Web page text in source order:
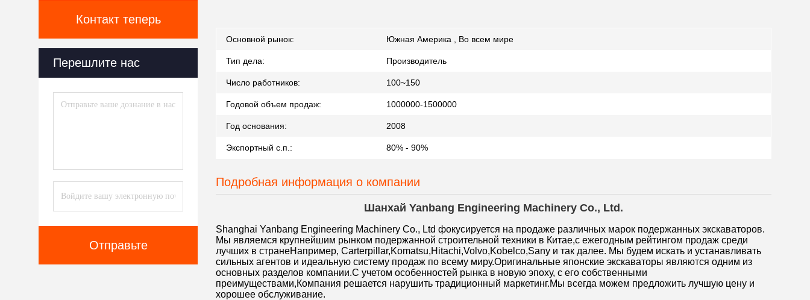
Контакт теперь
Перешлите нас
Отправьте
Основной рынок: Южная Америка , Во всем мире
Тип дела: Производитель
Число работников: 100~150
Годовой объем продаж: 1000000-1500000
Год основания: 2008
Экспортный с.п.: 80% - 90%
Подробная информация о компании
Шанхай Yanbang Engineering Machinery Co., Ltd.
Shanghai Yanbang Engineering Machinery Co., Ltd фокусируется на продаже различных марок подержанных экскаваторов.
Мы являемся крупнейшим рынком подержанной строительной техники в Китае,с ежегодным рейтингом продаж среди
лучших в странеНапример, Carterpillar,Komatsu,Hitachi,Volvo,Kobelco,Sany и так далее. Мы будем искать и устанавливать
сильных агентов и идеальную систему продаж по всему миру.Оригинальные японские экскаваторы являются одним из
основных разделов компании.С учетом особенностей рынка в новую эпоху, с его собственными
преимуществами,Компания решается нарушить традиционный маркетинг.Мы всегда можем предложить лучшую цену и
хорошее обслуживание.